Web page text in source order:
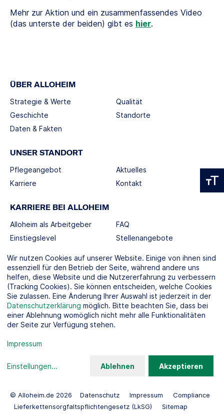
Mehr zur Aktion und ein zusammenfassendes Video
(das unterste der beiden) gibt es hier.
ÜBER ALLOHEIM
Strategie & Werte
Geschichte
Daten & Fakten
Qualität
Standorte
UNSER STANDORT
Pflegeangebot
Karriere
Aktuelles
Kontakt
KARRIERE BEI ALLOHEIM
Alloheim als Arbeitgeber
Einstiegslevel
FAQ
Stellenangebote
SOCIAL MEDIA
KOOPERATIONSPARTNER
© Alloheim.de 2026 Datenschutz Impressum
Compliance
Lieferkettensorgfaltspflichtengesetz (LkSG)
Sitemap
Wir nutzen Cookies auf unserer Website. Einige von ihnen sind
essenziell für den Betrieb der Seite, während andere uns
helfen, diese Website und die Nutzererfahrung zu verbessern
(Tracking Cookies). Sie können entscheiden, welche Cookies
Sie zulassen. Eine Änderung Ihrer Auswahl ist jederzeit in der
Datenschutzerklärung möglich. Bitte beachten Sie, dass bei
einer Ablehnung womöglich nicht mehr alle Funktionalitäten
der Seite zur Verfügung stehen.
Impressum
Einstellungen... Ablehnen Akzeptieren